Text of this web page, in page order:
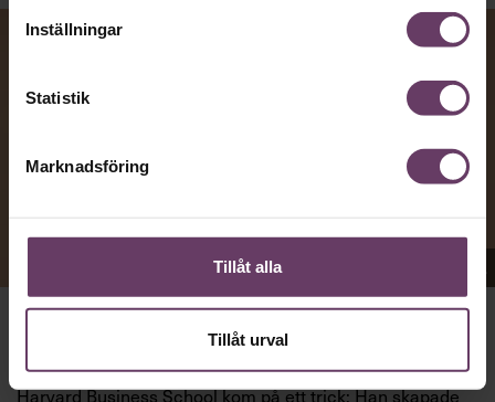
Inställningar
Statistik
Marknadsföring
Tillåt alla
Tillåt urval
Appen Sinceerly imiterar vd:ars kortfattade språk.
VD:AR KAN VARA SVÅRAatt nå och besvarar inte alltid
mejl från främlingar. Men studentenBen Horwitzpå
Harvard Business School kom på ett trick: Han skapade